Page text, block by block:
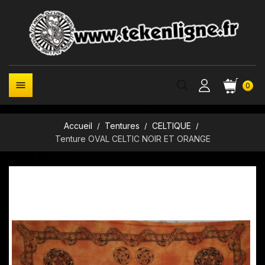
0

Accueil Tentures
CELTIQUE
Tenture OVAL CELTIC NOIR ET ORANGE